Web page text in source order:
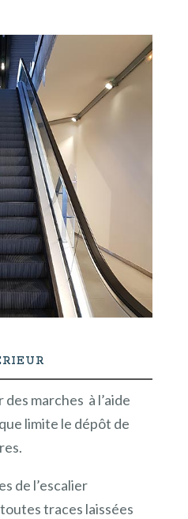
marches à l’aide
limite le dépôt de
de l’escalier
traces laissées